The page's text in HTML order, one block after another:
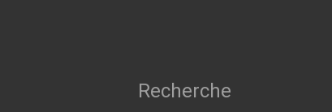
Recherche